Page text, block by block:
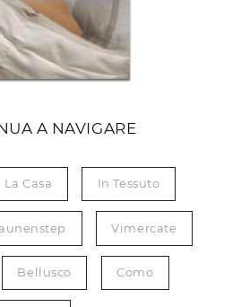
A NAVIGARE
Casa In Tessuto
Vimercate
Bellusco Como